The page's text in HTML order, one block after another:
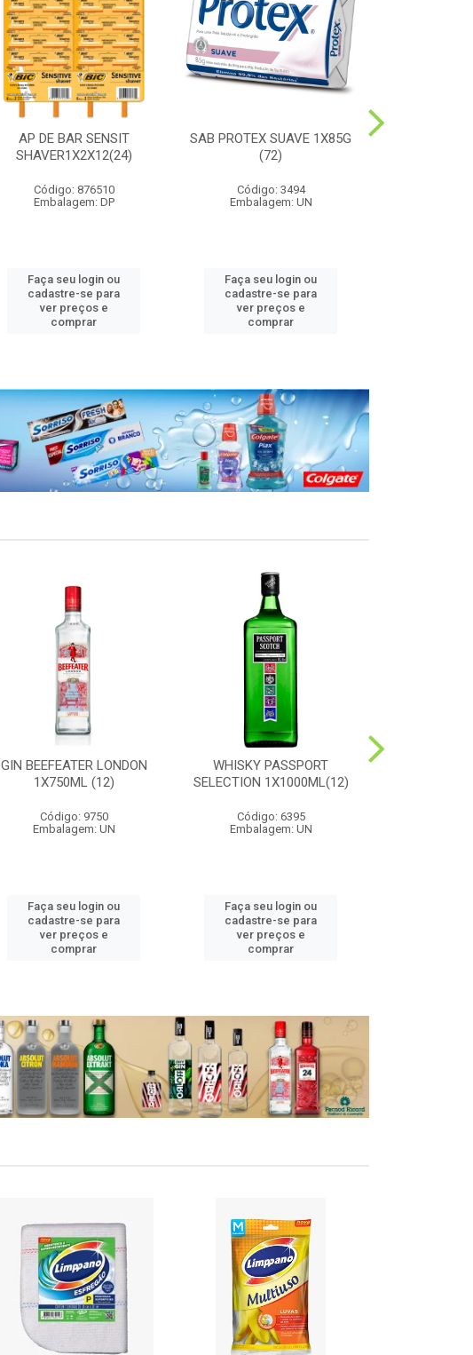
AP DE BAR SENSIT
SHAVER1X2X12(24)
Código: 876510
Embalagem: DP
Faça seu login ou
cadastre-se para
ver preços e
comprar
SAB PROTEX SUAVE 1X85G
(72)
Código: 3494
Embalagem: UN
Faça seu login ou
cadastre-se para
ver preços e
comprar
GIN BEEFEATER LONDON
1X750ML (12)
Código: 9750
Embalagem: UN
Faça seu login ou
cadastre-se para
ver preços e
comprar
WHISKY PASSPORT
SELECTION 1X1000ML(12)
Código: 6395
Embalagem: UN
Faça seu login ou
cadastre-se para
ver preços e
comprar